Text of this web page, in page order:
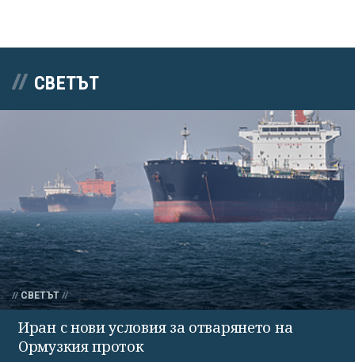
СВЕТЪТ
СВЕТЪТ
Иран с нови условия за отварянето на
Ормузкия проток